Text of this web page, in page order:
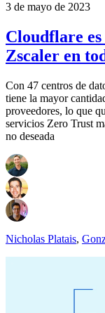
3 de mayo de 2023
Cloudflare
Zscaler en
Con 47 centros de
tiene la mayor
proveedores, lo que
servicios Zero Trust
no deseada
Nicholas Platais,